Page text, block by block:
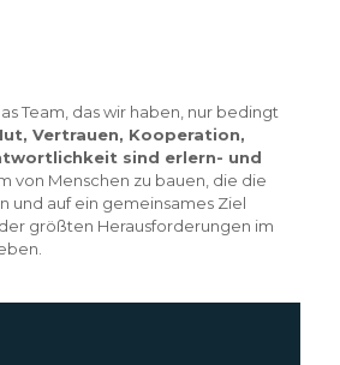
Team, das wir haben, nur bedingt
Vertrauen, Kooperation,
sind erlern- und
von Menschen zu bauen, die die
und auf ein gemeinsames Ziel
größten Herausforderungen im